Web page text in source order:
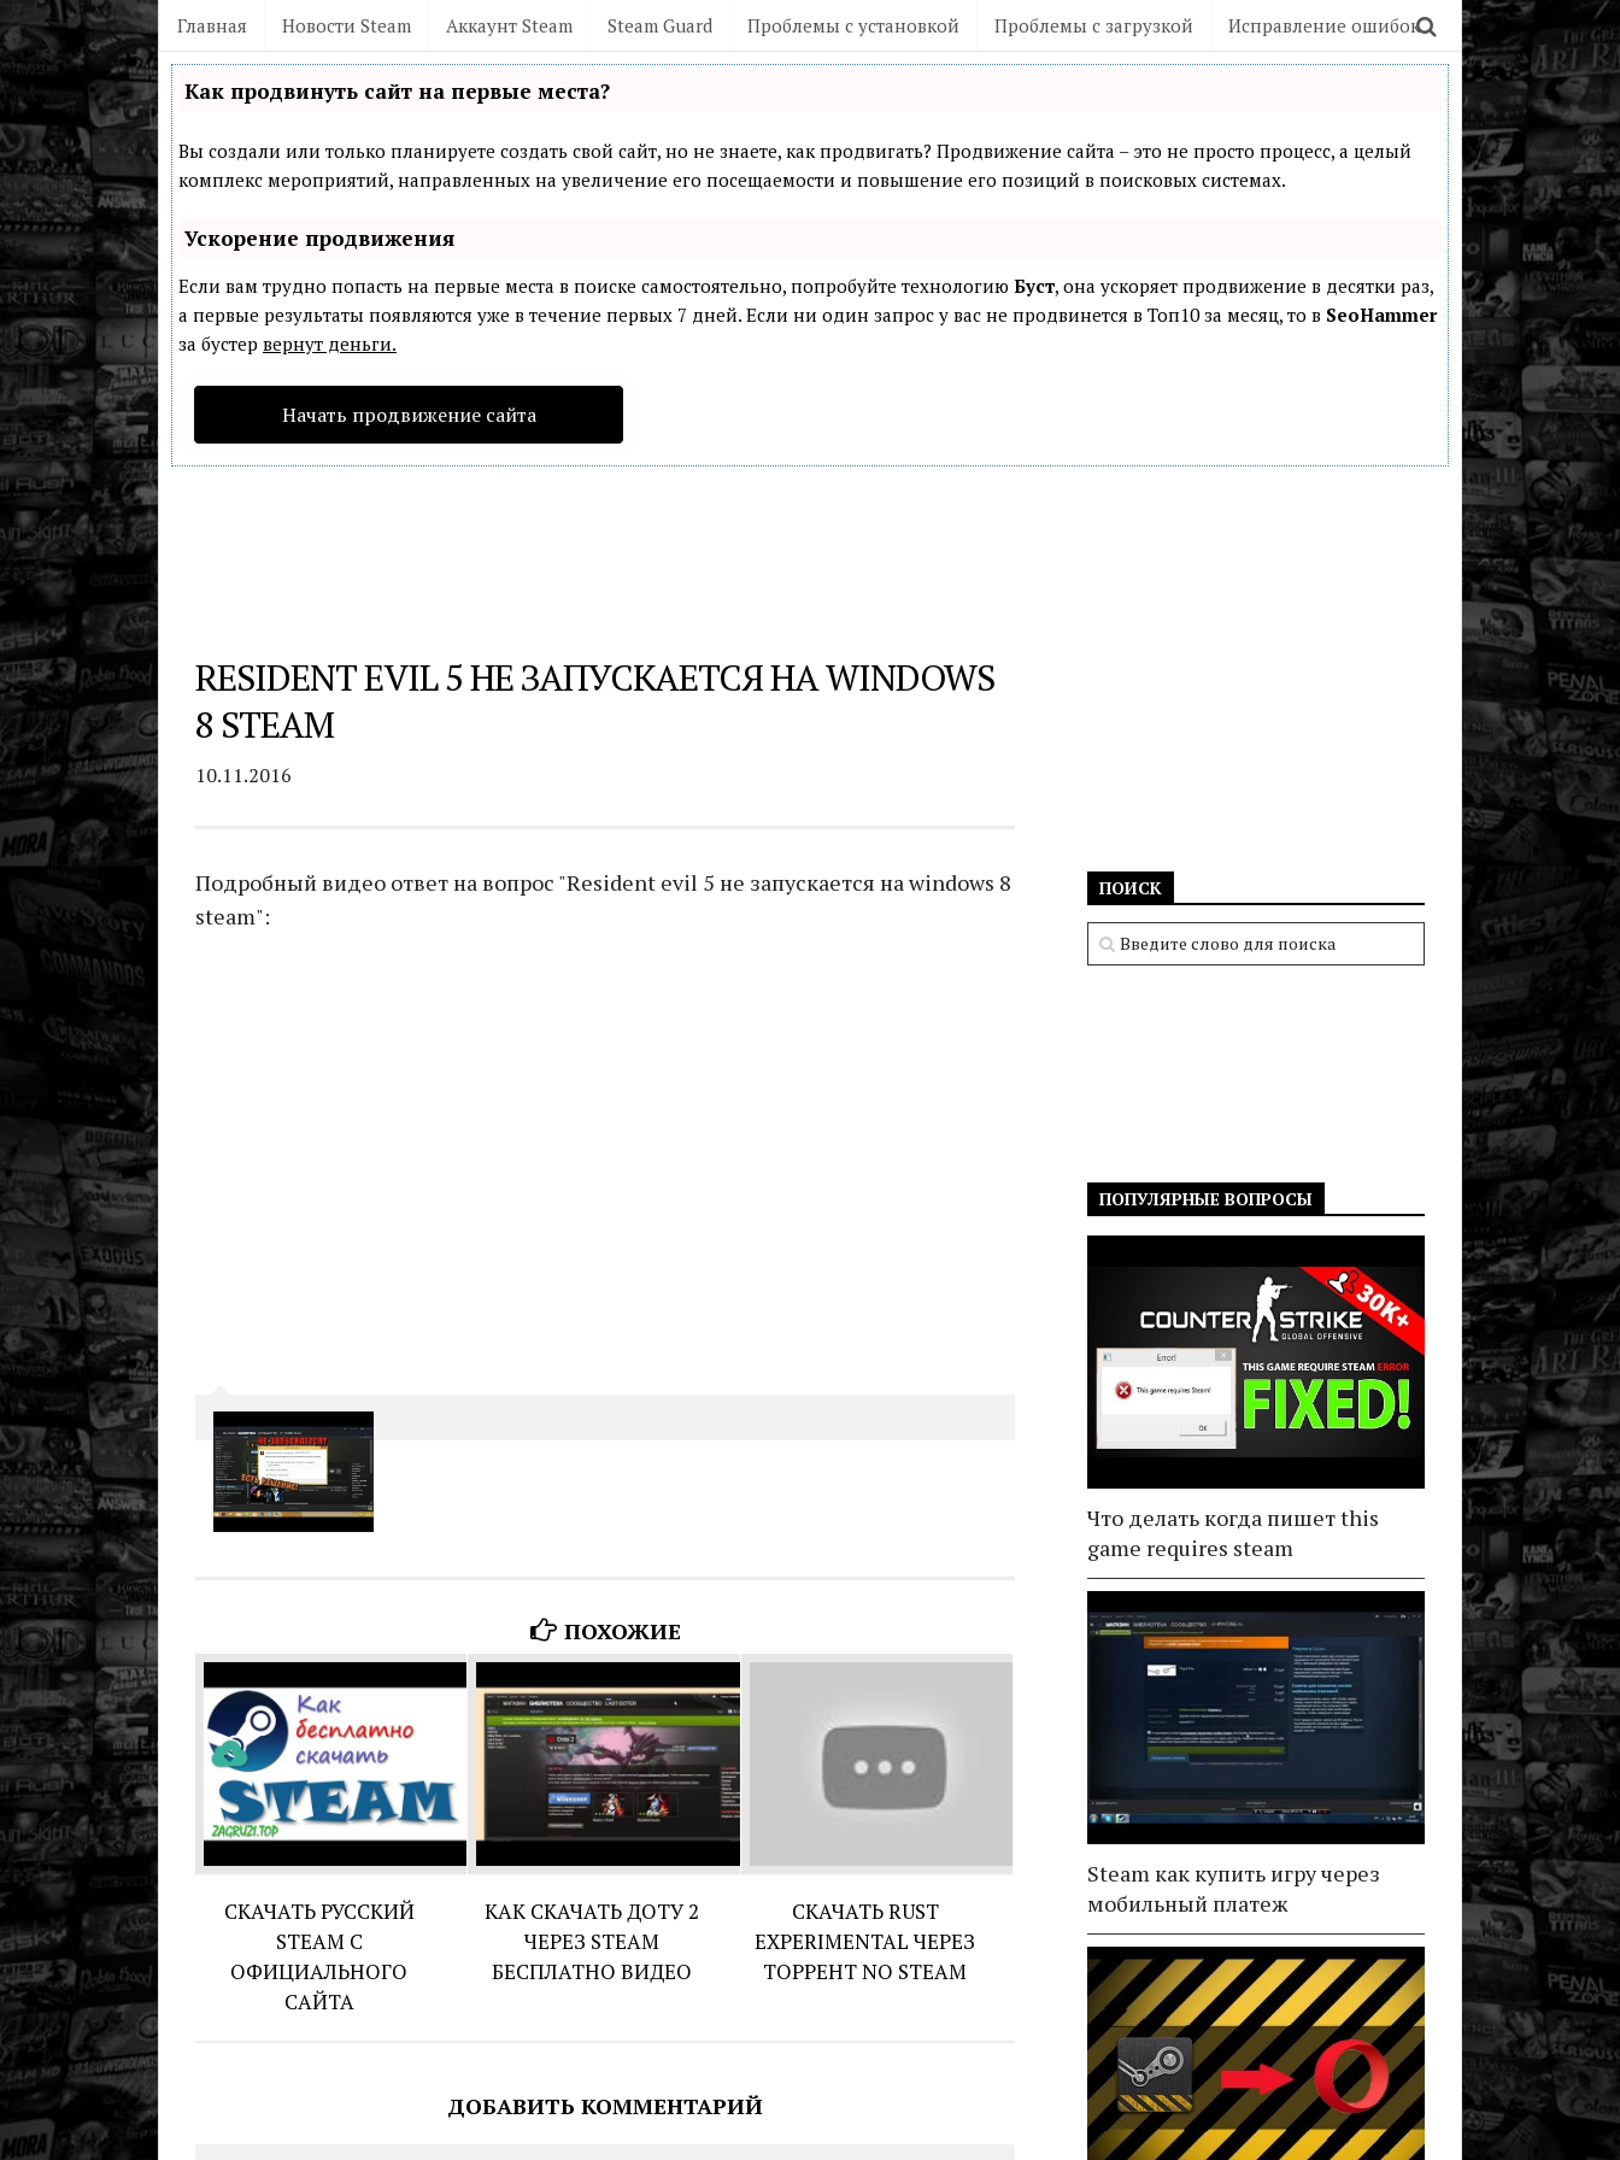
Главная Новости Steam Аккаунт Steam Steam Guard Проблемы с установкой Проблемы с загрузкой Исправление ошибок
Как продвинуть сайт на первые места?
Вы создали или только планируете создать свой сайт, но не знаете, как продвигать? Продвижение сайта – это не просто процесс, а целый
комплекс мероприятий, направленных на увеличение его посещаемости и повышение его позиций в поисковых системах.
Ускорение продвижения
Если вам трудно попасть на первые места в поиске самостоятельно, попробуйте технологию Буст, она ускоряет продвижение в десятки раз,
а первые результаты появляются уже в течение первых 7 дней. Если ни один запрос у вас не продвинется в Топ10 за месяц, то в SeoHammer
за бустер вернут деньги.
Начать продвижение сайта
RESIDENT EVIL 5 НЕ ЗАПУСКАЕТСЯ НА WINDOWS
8 STEAM
10.11.2016
Подробный видео ответ на вопрос "Resident evil 5 не запускается на windows 8
steam":
ПОХОЖИЕ
СКАЧАТЬ РУССКИЙ
STEAM С
ОФИЦИАЛЬНОГО
САЙТА
КАК СКАЧАТЬ ДОТУ 2
ЧЕРЕЗ STEAM
БЕСПЛАТНО ВИДЕО
СКАЧАТЬ RUST
EXPERIMENTAL ЧЕРЕЗ
ТОРРЕНТ NO STEAM
ДОБАВИТЬ КОММЕНТАРИЙ
ПОИСК
ПОПУЛЯРНЫЕ ВОПРОСЫ
Что делать когда пишет this
game requires steam
Steam как купить игру через
мобильный платеж